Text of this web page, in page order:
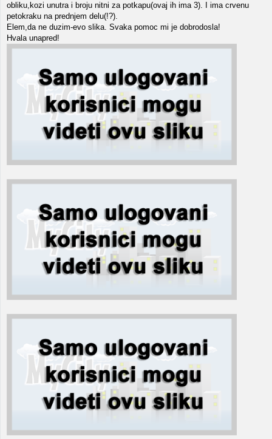
obliku,kozi unutra i broju nitni za potkapu(ovaj ih ima 3). I ima crvenu
petokraku na prednjem delu(!?).
Elem,da ne duzim-evo slika. Svaka pomoc mi je dobrodosla!
Hvala unapred!